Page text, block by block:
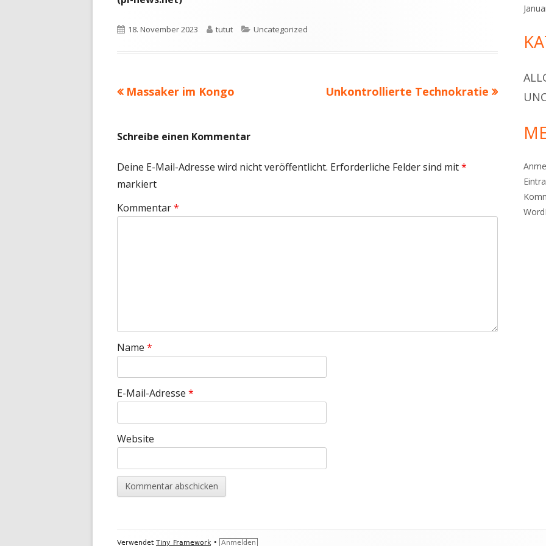
Veröffentlicht
18. November 2023 Autor
tutut Kategorien
Uncategorized
Beitragsnavigation
Vorheriger
Massaker im Kongo
Nächster
Unkontrollierte Technokratie
Schreibe einen Kommentar
Deine E-Mail-Adresse wird nicht veröffentlicht. Erforderliche Felder sind mit*
markiert
Kommentar*
Name *
E-Mail-Adresse *
Website
Footer
Verwendet Tiny Framework • Anmelden